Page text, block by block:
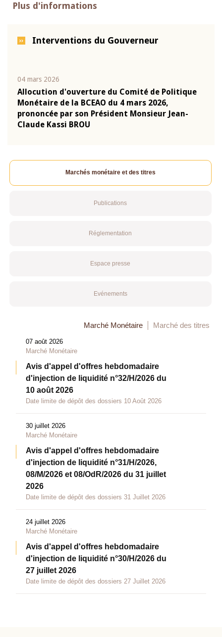
Plus d'informations
Interventions du Gouverneur
04 mars 2026
Allocution d'ouverture du Comité de Politique
Monétaire de la BCEAO du 4 mars 2026,
prononcée par son Président Monsieur Jean-
Claude Kassi BROU
Marchés monétaire et des titres
Publications
Réglementation
Espace presse
Evénements
Marché Monétaire Marché des titres
07 août 2026
Marché Monétaire
Avis d'appel d'offres hebdomadaire
d'injection de liquidité n°32/H/2026 du
10 août 2026
Date limite de dépôt des dossiers 10 Août 2026
30 juillet 2026
Marché Monétaire
Avis d'appel d'offres hebdomadaire
d'injection de liquidité n°31/H/2026,
08/M/2026 et 08/OdR/2026 du 31 juillet
2026
Date limite de dépôt des dossiers 31 Juillet 2026
24 juillet 2026
Marché Monétaire
Avis d'appel d'offres hebdomadaire
d'injection de liquidité n°30/H/2026 du
27 juillet 2026
Date limite de dépôt des dossiers 27 Juillet 2026